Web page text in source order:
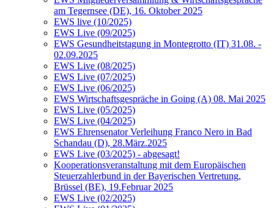
am Tegernsee (DE), 16. Oktober 2025
EWS live (10/2025)
EWS Live (09/2025)
EWS Gesundheitstagung in Montegrotto (IT) 31.08. -
02.09.2025
EWS Live (08/2025)
EWS Live (07/2025)
EWS Live (06/2025)
EWS Wirtschaftsgespräche in Going (A) 08. Mai 2025
EWS Live (05/2025)
EWS Live (04/2025)
EWS Ehrensenator Verleihung Franco Nero in Bad
Schandau (D), 28.März.2025
EWS Live (03/2025) - abgesagt!
Kooperationsveranstaltung mit dem Europäischen
Steuerzahlerbund in der Bayerischen Vertretung,
Brüssel (BE), 19.Februar 2025
EWS Live (02/2025)